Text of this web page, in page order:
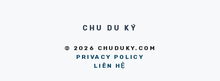
CHU DU KÝ
© 2026 CHUDUKY.COM
PRIVACY POLICY
LIÊN HỆ